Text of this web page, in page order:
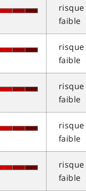
risque
faible
risque
faible
risque
faible
risque
faible
risque
faible